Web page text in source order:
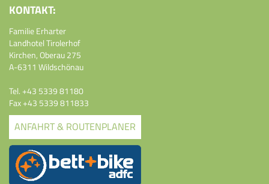
KONTAKT:
Familie Erharter
Landhotel Tirolerhof
Kirchen, Oberau 275
A-6311 Wildschönau
Tel.+43 5339 81180
Fax +43 5339 811833
ANFAHRT & ROUTENPLANER